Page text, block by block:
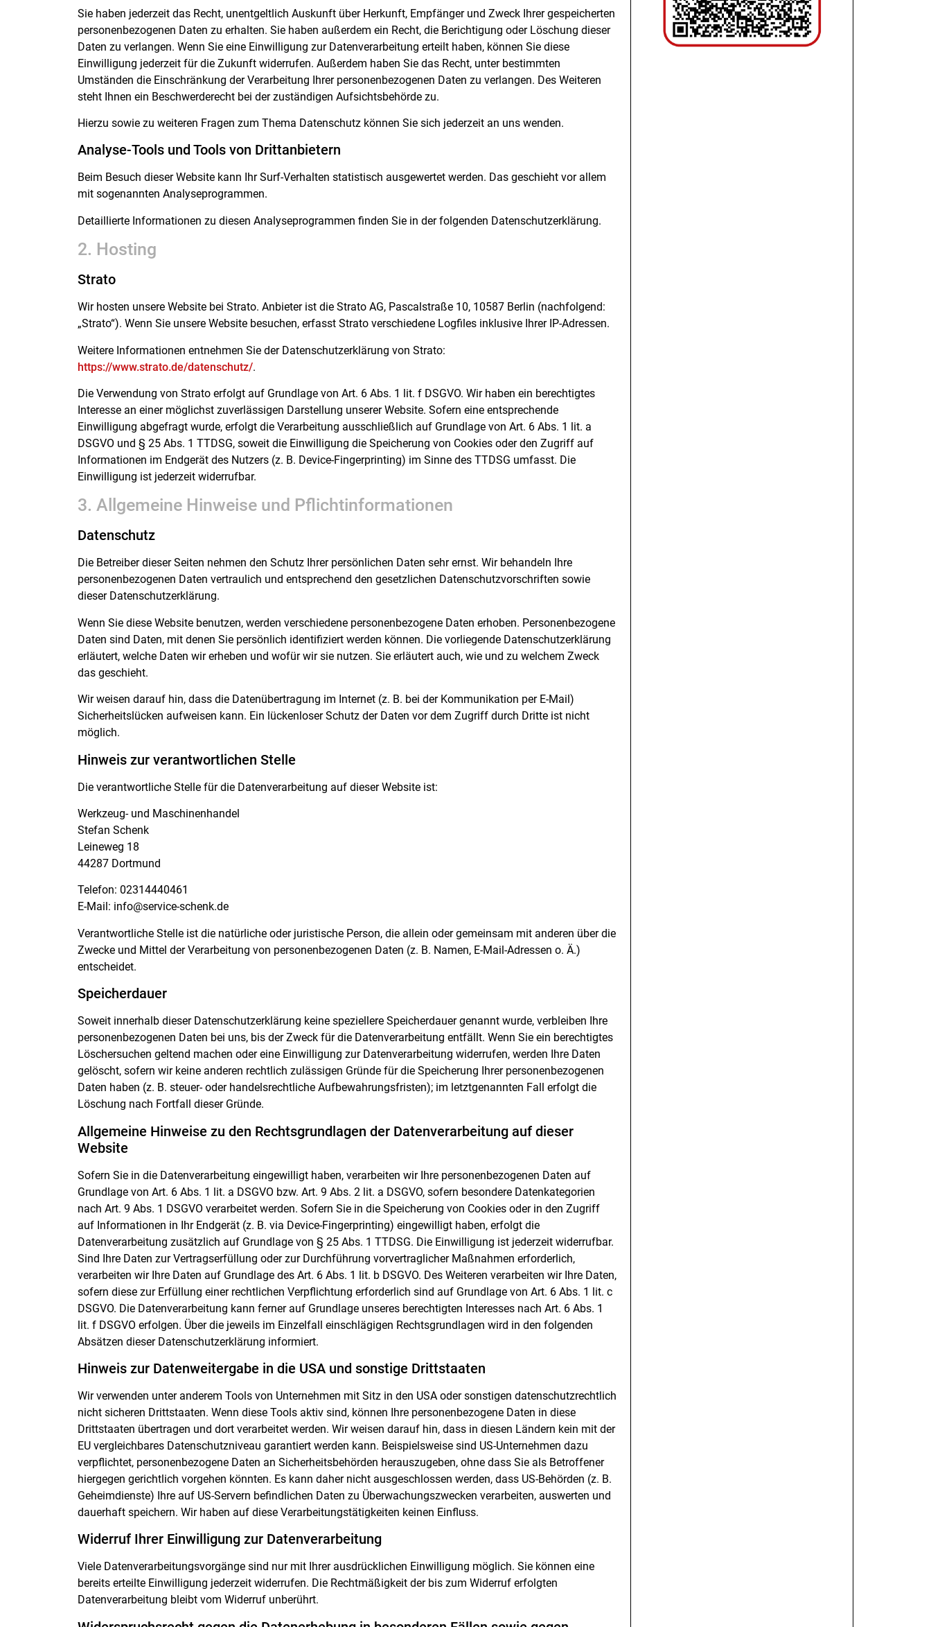
Sie haben jederzeit das Recht, unentgeltlich Auskunft über Herkunft, Empfänger und Zweck Ihrer gespeicherten
personenbezogenen Daten zu erhalten. Sie haben außerdem ein Recht, die Berichtigung oder Löschung dieser
Daten zu verlangen. Wenn Sie eine Einwilligung zur Datenverarbeitung erteilt haben, können Sie diese
Einwilligung jederzeit für die Zukunft widerrufen. Außerdem haben Sie das Recht, unter bestimmten
Umständen die Einschränkung der Verarbeitung Ihrer personenbezogenen Daten zu verlangen. Des Weiteren
steht Ihnen ein Beschwerderecht bei der zuständigen Aufsichtsbehörde zu.
Hierzu sowie zu weiteren Fragen zum Thema Datenschutz können Sie sich jederzeit an uns wenden.
Analyse-Tools und Tools von Dritt­anbietern
Beim Besuch dieser Website kann Ihr Surf-Verhalten statistisch ausgewertet werden. Das geschieht vor allem
mit sogenannten Analyseprogrammen.
Detaillierte Informationen zu diesen Analyseprogrammen finden Sie in der folgenden Datenschutzerklärung.
2. Hosting
Strato
Wir hosten unsere Website bei Strato. Anbieter ist die Strato AG, Pascalstraße 10, 10587 Berlin (nachfolgend:
„Strato“). Wenn Sie unsere Website besuchen, erfasst Strato verschiedene Logfiles inklusive Ihrer IP-Adressen.
Weitere Informationen entnehmen Sie der Datenschutzerklärung von Strato:
https://www.strato.de/datenschutz/.
Die Verwendung von Strato erfolgt auf Grundlage von Art. 6 Abs. 1 lit. f DSGVO. Wir haben ein berechtigtes
Interesse an einer möglichst zuverlässigen Darstellung unserer Website. Sofern eine entsprechende
Einwilligung abgefragt wurde, erfolgt die Verarbeitung ausschließlich auf Grundlage von Art. 6 Abs. 1 lit. a
DSGVO und § 25 Abs. 1 TTDSG, soweit die Einwilligung die Speicherung von Cookies oder den Zugriff auf
Informationen im Endgerät des Nutzers (z. B. Device-Fingerprinting) im Sinne des TTDSG umfasst. Die
Einwilligung ist jederzeit widerrufbar.
3. Allgemeine Hinweise und Pflicht­informationen
Datenschutz
Die Betreiber dieser Seiten nehmen den Schutz Ihrer persönlichen Daten sehr ernst. Wir behandeln Ihre
personenbezogenen Daten vertraulich und entsprechend den gesetzlichen Datenschutzvorschriften sowie
dieser Datenschutzerklärung.
Wenn Sie diese Website benutzen, werden verschiedene personenbezogene Daten erhoben. Personenbezogene
Daten sind Daten, mit denen Sie persönlich identifiziert werden können. Die vorliegende Datenschutzerklärung
erläutert, welche Daten wir erheben und wofür wir sie nutzen. Sie erläutert auch, wie und zu welchem Zweck
das geschieht.
Wir weisen darauf hin, dass die Datenübertragung im Internet (z. B. bei der Kommunikation per E-Mail)
Sicherheitslücken aufweisen kann. Ein lückenloser Schutz der Daten vor dem Zugriff durch Dritte ist nicht
möglich.
Hinweis zur verantwortlichen Stelle
Die verantwortliche Stelle für die Datenverarbeitung auf dieser Website ist:
Werkzeug- und Maschinenhandel
Stefan Schenk
Leineweg 18
44287 Dortmund
Telefon: 02314440461
E-Mail: info@service-schenk.de
Verantwortliche Stelle ist die natürliche oder juristische Person, die allein oder gemeinsam mit anderen über die
Zwecke und Mittel der Verarbeitung von personenbezogenen Daten (z. B. Namen, E-Mail-Adressen o. Ä.)
entscheidet.
Speicherdauer
Soweit innerhalb dieser Datenschutzerklärung keine speziellere Speicherdauer genannt wurde, verbleiben Ihre
personenbezogenen Daten bei uns, bis der Zweck für die Datenverarbeitung entfällt. Wenn Sie ein berechtigtes
Löschersuchen geltend machen oder eine Einwilligung zur Datenverarbeitung widerrufen, werden Ihre Daten
gelöscht, sofern wir keine anderen rechtlich zulässigen Gründe für die Speicherung Ihrer personenbezogenen
Daten haben (z. B. steuer- oder handelsrechtliche Aufbewahrungsfristen); im letztgenannten Fall erfolgt die
Löschung nach Fortfall dieser Gründe.
Allgemeine Hinweise zu den Rechtsgrundlagen der Datenverarbeitung auf dieser
Website
Sofern Sie in die Datenverarbeitung eingewilligt haben, verarbeiten wir Ihre personenbezogenen Daten auf
Grundlage von Art. 6 Abs. 1 lit. a DSGVO bzw. Art. 9 Abs. 2 lit. a DSGVO, sofern besondere Datenkategorien
nach Art. 9 Abs. 1 DSGVO verarbeitet werden. Sofern Sie in die Speicherung von Cookies oder in den Zugriff
auf Informationen in Ihr Endgerät (z. B. via Device-Fingerprinting) eingewilligt haben, erfolgt die
Datenverarbeitung zusätzlich auf Grundlage von § 25 Abs. 1 TTDSG. Die Einwilligung ist jederzeit widerrufbar.
Sind Ihre Daten zur Vertragserfüllung oder zur Durchführung vorvertraglicher Maßnahmen erforderlich,
verarbeiten wir Ihre Daten auf Grundlage des Art. 6 Abs. 1 lit. b DSGVO. Des Weiteren verarbeiten wir Ihre Daten,
sofern diese zur Erfüllung einer rechtlichen Verpflichtung erforderlich sind auf Grundlage von Art. 6 Abs. 1 lit. c
DSGVO. Die Datenverarbeitung kann ferner auf Grundlage unseres berechtigten Interesses nach Art. 6 Abs. 1
lit. f DSGVO erfolgen. Über die jeweils im Einzelfall einschlägigen Rechtsgrundlagen wird in den folgenden
Absätzen dieser Datenschutzerklärung informiert.
Hinweis zur Datenweitergabe in die USA und sonstige Drittstaaten
Wir verwenden unter anderem Tools von Unternehmen mit Sitz in den USA oder sonstigen datenschutzrechtlich
nicht sicheren Drittstaaten. Wenn diese Tools aktiv sind, können Ihre personenbezogene Daten in diese
Drittstaaten übertragen und dort verarbeitet werden. Wir weisen darauf hin, dass in diesen Ländern kein mit der
EU vergleichbares Datenschutzniveau garantiert werden kann. Beispielsweise sind US-Unternehmen dazu
verpflichtet, personenbezogene Daten an Sicherheitsbehörden herauszugeben, ohne dass Sie als Betroffener
hiergegen gerichtlich vorgehen könnten. Es kann daher nicht ausgeschlossen werden, dass US-Behörden (z. B.
Geheimdienste) Ihre auf US-Servern befindlichen Daten zu Überwachungszwecken verarbeiten, auswerten und
dauerhaft speichern. Wir haben auf diese Verarbeitungstätigkeiten keinen Einfluss.
Widerruf Ihrer Einwilligung zur Datenverarbeitung
Viele Datenverarbeitungsvorgänge sind nur mit Ihrer ausdrücklichen Einwilligung möglich. Sie können eine
bereits erteilte Einwilligung jederzeit widerrufen. Die Rechtmäßigkeit der bis zum Widerruf erfolgten
Datenverarbeitung bleibt vom Widerruf unberührt.